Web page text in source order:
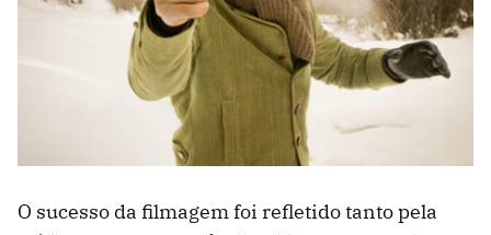
O sucesso da filmagem foi refletido tanto pela